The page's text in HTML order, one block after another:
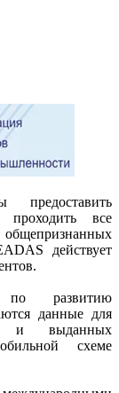
проходить все
действует
по развитию
данные для
и выданных
схеме